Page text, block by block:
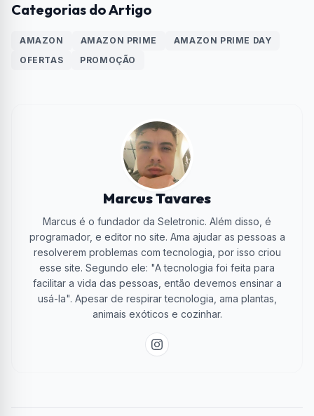
Categorias do Artigo
AMAZON AMAZON PRIME
AMAZON PRIME DAY
OFERTAS
PROMOÇÃO
Marcus Tavares
Marcus é o fundador da Seletronic. Além disso, é
programador, e editor no site. Ama ajudar as pessoas a
resolverem problemas com tecnologia, por isso criou
esse site. Segundo ele: "A tecnologia foi feita para
facilitar a vida das pessoas, então devemos ensinar a
usá-la". Apesar de respirar tecnologia, ama plantas,
animais exóticos e cozinhar.